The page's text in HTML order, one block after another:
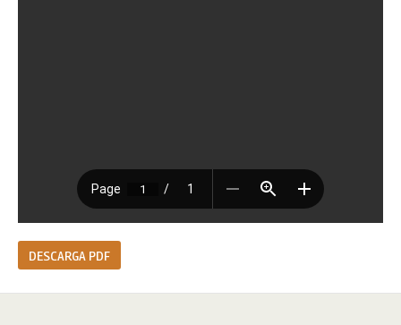
DESCARGA PDF